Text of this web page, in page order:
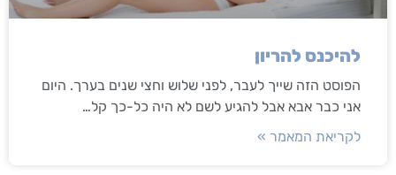
להיכנס להריון
הפוסט הזה שייך לעבר, לפני שלוש וחצי שנים בערך. היום
אני כבר אבא אבל להגיע לשם לא היה כל-כך קל…
לקריאת המאמר »